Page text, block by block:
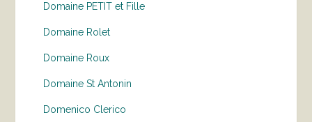
Domaine PETIT et Fille
Domaine Rolet
Domaine Roux
Domaine St Antonin
Domenico Clerico